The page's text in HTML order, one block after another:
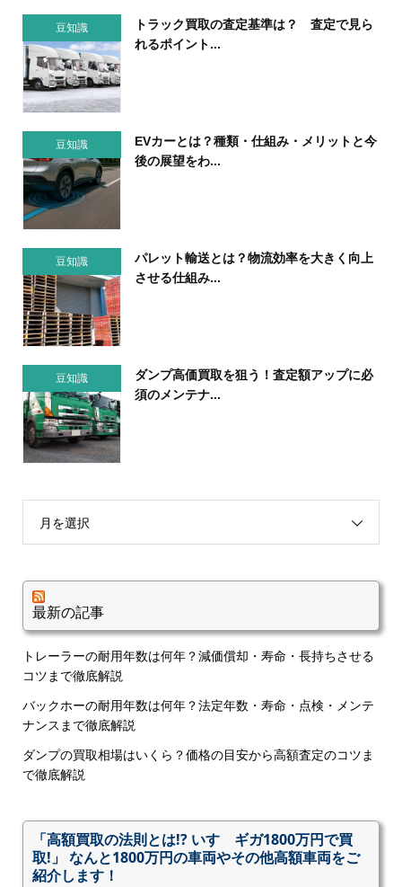
豆知識
トラック買取の査定基準は？ 査定で見ら
れるポイント...
豆知識
EVカーとは？種類・仕組み・メリットと今
後の展望をわ...
豆知識
パレット輸送とは？物流効率を大きく向上
させる仕組み...
豆知識
ダンプ高価買取を狙う！査定額アップに必
須のメンテナ...
月を選択
最新の記事
トレーラーの耐用年数は何年？減価償却・寿命・長持ちさせる
コツまで徹底解説
バックホーの耐用年数は何年？法定年数・寿命・点検・メンテ
ナンスまで徹底解説
ダンプの買取相場はいくら？価格の目安から高額査定のコツま
で徹底解説
「高額買取の法則とは!? いすゞギガ1800万円で買
取!」 なんと1800万円の車両やその他高額車両をご
紹介します！